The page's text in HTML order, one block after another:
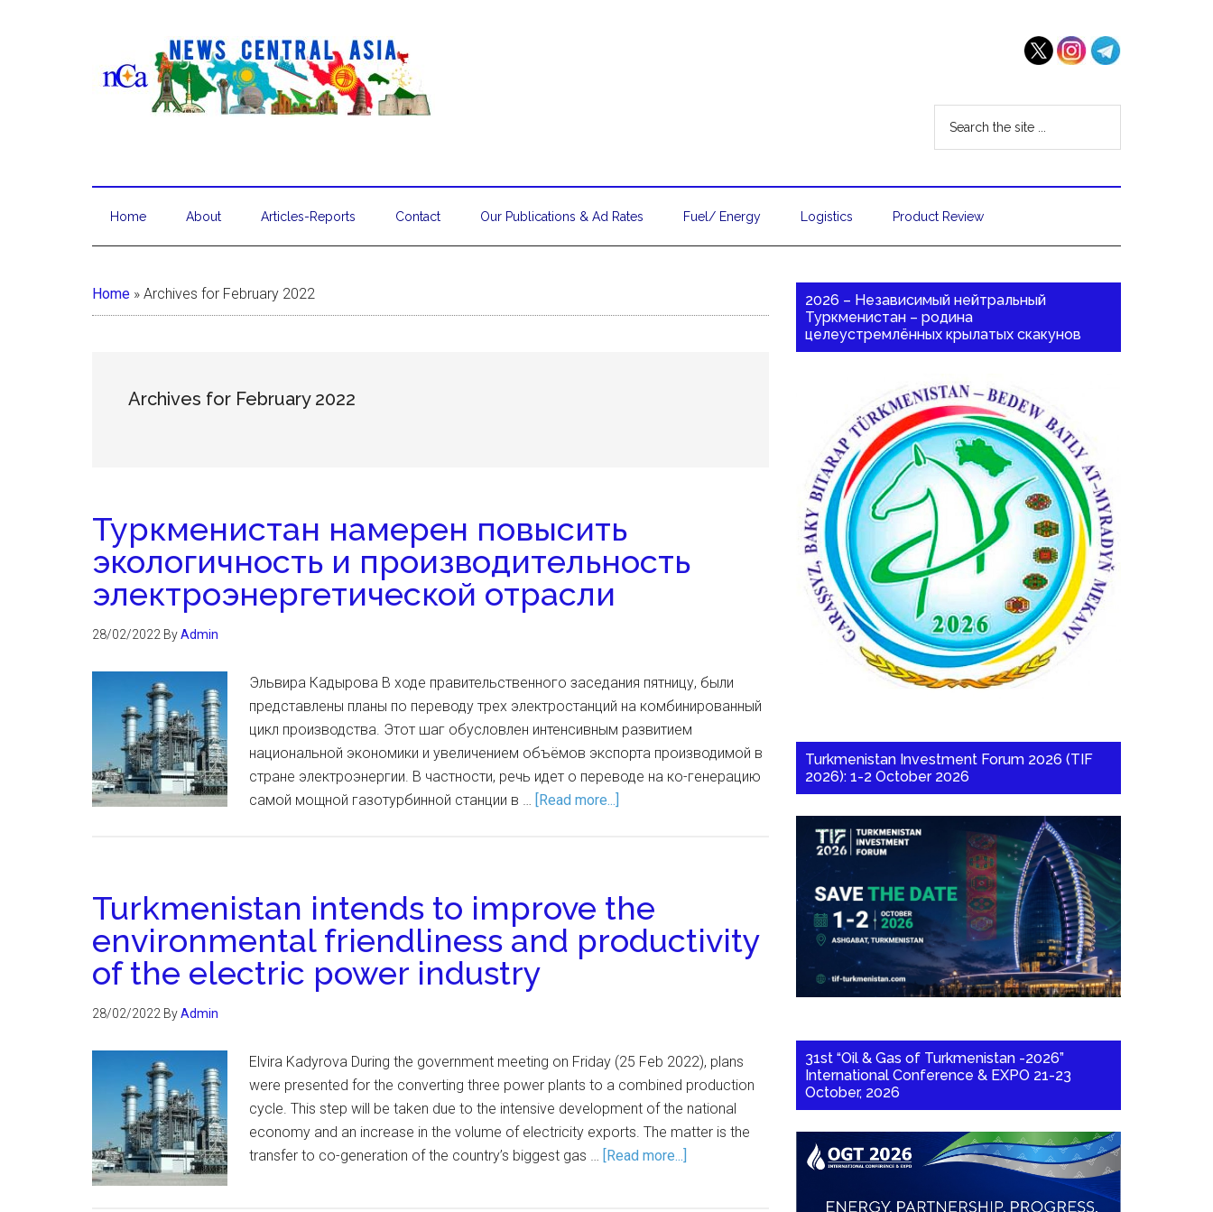
Home About Articles-Reports Contact Our Publications & Ad Rates Fuel/ Energy Logistics Product Review
Home » Archives for February 2022
Archives for February 2022
Туркменистан намерен повысить
экологичность и производительность
электроэнергетической отрасли
28/02/2022 ByAdmin
Эльвира Кадырова В ходе правительственного заседания пятницу, были
представлены планы по переводу трех электростанций на комбинированный
цикл производства. Этот шаг обусловлен интенсивным развитием
национальной экономики и увеличением объёмов экспорта производимой в
стране электроэнергии. В частности, речь идет о переводе на ко-генерацию
самой мощной газотурбинной станции в … [Read more...]
Turkmenistan intends to improve the
environmental friendliness and productivity
of the electric power industry
28/02/2022 ByAdmin
Elvira Kadyrova During the government meeting on Friday (25 Feb 2022), plans
were presented for the converting three power plants to a combined production
cycle. This step will be taken due to the intensive development of the national
economy and an increase in the volume of electricity exports. The matter is the
transfer to co-generation of the country’s biggest gas … [Read more...]
2026 – Независимый нейтральный
Туркменистан – родина
целеустремлённых крылатых скакунов
Turkmenistan Investment Forum 2026 (TIF
2026): 1-2 October 2026
31st “Oil & Gas of Turkmenistan -2026”
International Conference & EXPO 21-23
October, 2026